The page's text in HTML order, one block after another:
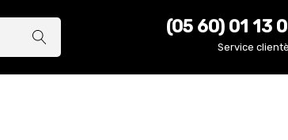
(05 60) 01 13
Service